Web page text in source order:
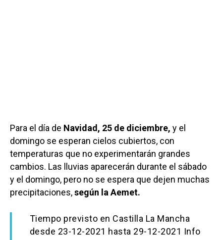
Para el día de Navidad, 25 de diciembre, y el
domingo se esperan cielos cubiertos, con
temperaturas que no experimentarán grandes
cambios. Las lluvias aparecerán durante el sábado
y el domingo, pero no se espera que dejen muchas
precipitaciones,según la Aemet.
Tiempo previsto en Castilla La Mancha
desde 23-12-2021 hasta 29-12-2021 Info